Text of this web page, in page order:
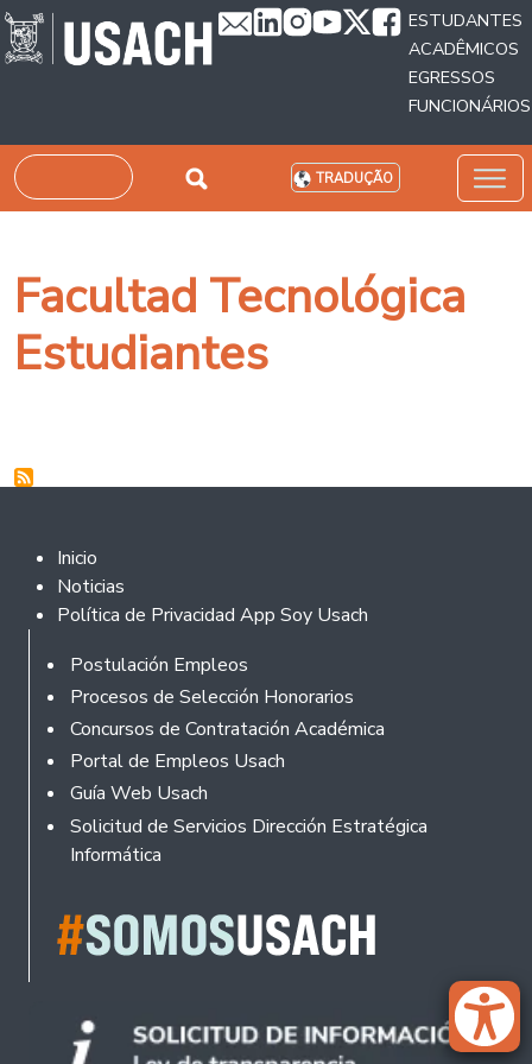
Passar para o conteúdo principal
ESTUDANTES
ACADÊMICOS
EGRESSOS
FUNCIONÁRIOS
Pesquisar TRADUÇÃO
Facultad Tecnológica
Estudiantes
Footer 2
Inicio
Noticias
Política de Privacidad App Soy Usach
Rodapé
Postulación Empleos
Procesos de Selección Honorarios
Concursos de Contratación Académica
Portal de Empleos Usach
Guía Web Usach
Solicitud de Servicios Dirección Estratégica
Informática